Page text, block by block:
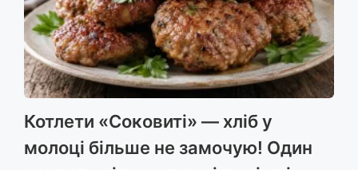
Котлети «Соковиті» — хліб у
молоці більше не замочую! Один